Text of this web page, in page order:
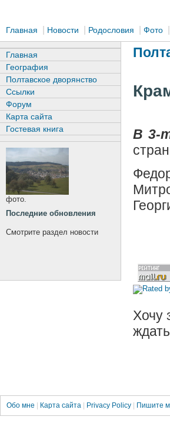
Главная Новости Родословия Фото
В 3-
Хочу
Главная
География
Полтавское дворянство
Ссылки
Форум
Карта сайта
Гостевая книга
фото.
Последние обновления
Смотрите раздел новости
Обо мне Карта сайта Privacy Policy Пишите